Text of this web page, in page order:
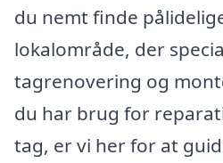
du nemt finde
lokalområde, der
tagrenovering og
du har brug for
tag, er vi her for at